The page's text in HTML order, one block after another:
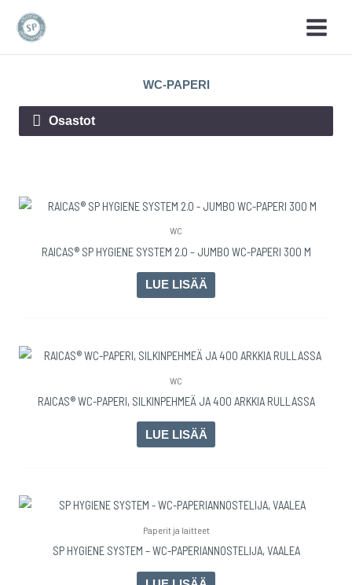
sisältöön
WC-PAPERI
Osastot
WC
RAICAS® SP HYGIENE SYSTEM 2.0 – JUMBO WC-PAPERI 300 M
LUE LISÄÄ
WC
RAICAS® WC-PAPERI, SILKINPEHMEÄ JA 400 ARKKIA RULLASSA
LUE LISÄÄ
Paperit ja laitteet
SP HYGIENE SYSTEM – WC-PAPERIANNOSTELIJA, VAALEA